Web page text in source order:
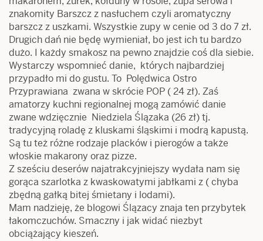
znakomity Barszcz z nasłuchem czyli aromatyczny
barszcz z uszkami. Wszystkie zupy w cenie od 3 do 7 zł.
Drugich dań nie będę wymieniał, bo jest ich tu bardzo
dużo. I każdy smakosz na pewno znajdzie coś dla siebie.
Wystarczy wspomnieć danie, których najbardziej
przypadło mi do gustu. To Polędwica Ostro
Przyprawiana zwana w skrócie POP ( 24 zł). Zaś
amatorzy kuchni regionalnej mogą zamówić danie
zwane wdzięcznie Niedziela Ślązaka (26 zł) tj.
tradycyjną roladę z kluskami śląskimi i modrą kapustą.
Są tu też różne rodzaje placków i pierogów a także
włoskie makarony oraz pizze.
Z sześciu deserów najatrakcyjniejszy wydała nam się
gorąca szarlotka z kwaskowatymi jabłkami z ( chyba
zbędną gałką bitej śmietany i lodami).
Mam nadzieję, że blogowi Ślązacy znaja ten przybytek
łakomczuchów. Smaczny i jak widać niezbyt
obciążający kieszeń.